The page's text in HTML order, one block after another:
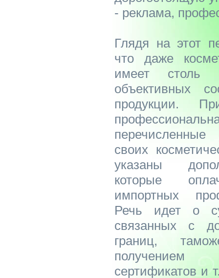
- реклама,
Глядя на этот
что даже
имеет столь
объективных
продукции.
своих
указаны
которые
импортных
Речь идет о
связанных с
границ,
получением
сертификатов и